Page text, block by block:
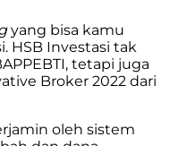
yang bisa kamu
HSB Investasi tak
tetapi juga
Broker 2022 dari
oleh sistem